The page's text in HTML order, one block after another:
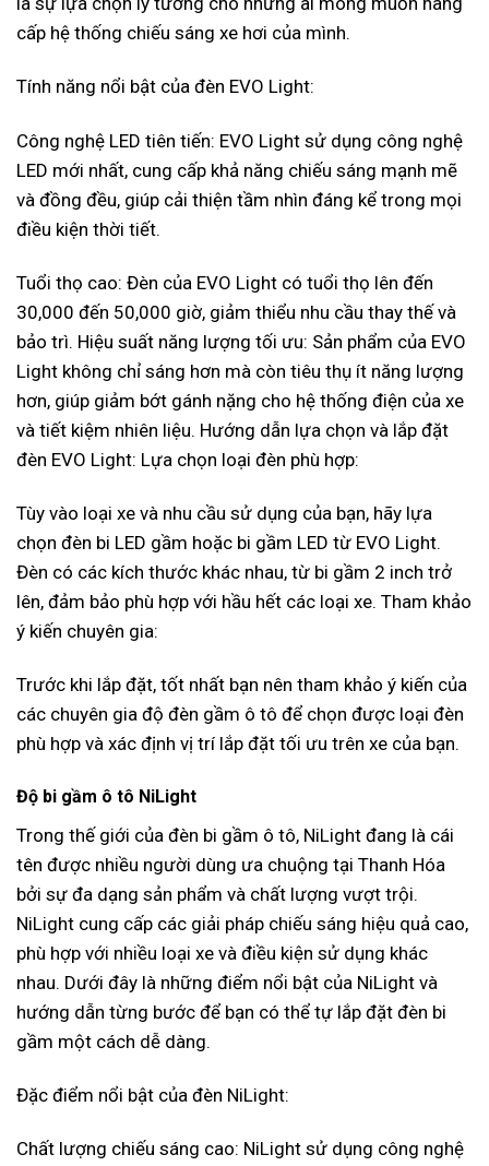
cấp hệ thống chiếu sáng xe hơi của mình.
Tính năng nổi bật của đèn EVO Light:
Công nghệ LED tiên tiến: EVO Light sử dụng công nghệ
LED mới nhất, cung cấp khả năng chiếu sáng mạnh mẽ
và đồng đều, giúp cải thiện tầm nhìn đáng kể trong mọi
điều kiện thời tiết.
Tuổi thọ cao: Đèn của EVO Light có tuổi thọ lên đến
30,000 đến 50,000 giờ, giảm thiểu nhu cầu thay thế và
bảo trì. Hiệu suất năng lượng tối ưu: Sản phẩm của EVO
Light không chỉ sáng hơn mà còn tiêu thụ ít năng lượng
hơn, giúp giảm bớt gánh nặng cho hệ thống điện của xe
và tiết kiệm nhiên liệu. Hướng dẫn lựa chọn và lắp đặt
đèn EVO Light: Lựa chọn loại đèn phù hợp:
Tùy vào loại xe và nhu cầu sử dụng của bạn, hãy lựa
chọn đèn bi LED gầm hoặc bi gầm LED từ EVO Light.
Đèn có các kích thước khác nhau, từ bi gầm 2 inch trở
lên, đảm bảo phù hợp với hầu hết các loại xe. Tham khảo
ý kiến chuyên gia:
Trước khi lắp đặt, tốt nhất bạn nên tham khảo ý kiến của
các chuyên gia độ đèn gầm ô tô để chọn được loại đèn
phù hợp và xác định vị trí lắp đặt tối ưu trên xe của bạn.
Độ bi gầm ô tô NiLight
Trong thế giới của đèn bi gầm ô tô, NiLight đang là cái
tên được nhiều người dùng ưa chuộng tại Thanh Hóa
bởi sự đa dạng sản phẩm và chất lượng vượt trội.
NiLight cung cấp các giải pháp chiếu sáng hiệu quả cao,
phù hợp với nhiều loại xe và điều kiện sử dụng khác
nhau. Dưới đây là những điểm nổi bật của NiLight và
hướng dẫn từng bước để bạn có thể tự lắp đặt đèn bi
gầm một cách dễ dàng.
Đặc điểm nổi bật của đèn NiLight:
Chất lượng chiếu sáng cao: NiLight sử dụng công nghệ